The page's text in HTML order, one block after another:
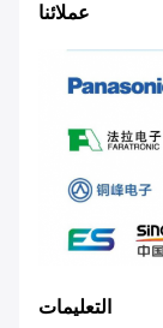
عملائنا
التعليمات